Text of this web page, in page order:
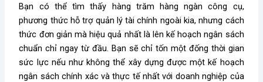
Bạn có thể tìm thấy hàng trăm hàng ngàn công cụ,
phương thức hỗ trợ quản lý tài chính ngoài kia, nhưng cách
thức đơn giản mà hiệu quả nhất là lên kế hoạch ngân sách
chuẩn chỉ ngay từ đầu. Bạn sẽ chỉ tốn một đống thời gian
sức lực nếu như không thể xây dựng được một kế hoạch
ngân sách chính xác và thực tế nhất với doanh nghiệp của